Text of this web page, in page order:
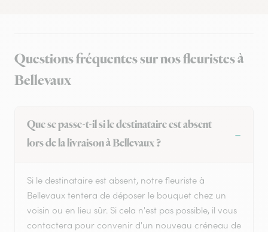
Questions fréquentes sur nos fleuristes à
Bellevaux
Que se passe-t-il si le destinataire est absent
lors de la livraison à Bellevaux ?
Si le destinataire est absent, notre fleuriste à
Bellevaux tentera de déposer le bouquet chez un
voisin ou en lieu sûr. Si cela n'est pas possible, il vous
contactera pour convenir d'un nouveau créneau de